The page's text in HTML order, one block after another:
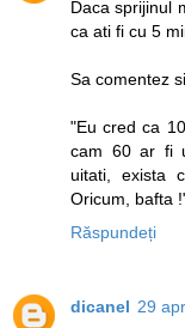
Daca sprijinul
ca ati fi cu 5
Sa comentez
"Eu cred ca
cam 60 ar fi
uitati, exista
Oricum, bafta
Răspundeți
dicanel 29